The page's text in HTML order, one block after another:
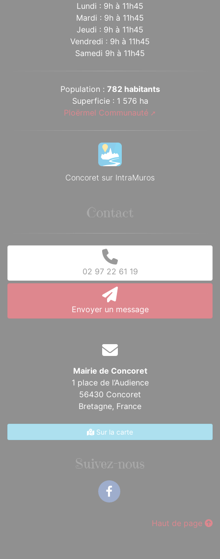
Lundi : 9h à 11h45
Mardi : 9h à 11h45
Jeudi : 9h à 11h45
Vendredi : 9h à 11h45
Samedi 9h à 11h45
Population : 782 habitants
Superficie : 1 576 ha
Ploërmel Communauté
Concoret sur IntraMuros
Contact
02 97 22 61 19
Envoyer un message
Mairie de Concoret
1 place de l’Audience
56430 Concoret
Bretagne, France
Sur la carte
Suivez-nous
Haut de page